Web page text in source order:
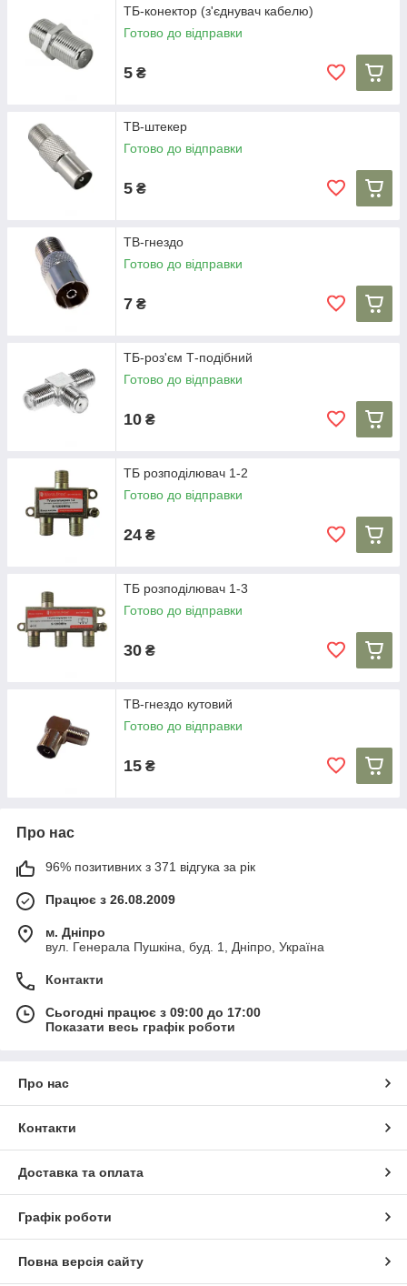
ТБ-конектор (з'єднувач кабелю)
Готово до відправки
5 ₴
ТВ-штекер
Готово до відправки
5 ₴
ТВ-гнездо
Готово до відправки
7 ₴
ТБ-роз'єм Т-подібний
Готово до відправки
10 ₴
ТБ розподілювач 1-2
Готово до відправки
24 ₴
ТБ розподілювач 1-3
Готово до відправки
30 ₴
ТВ-гнездо кутовий
Готово до відправки
15 ₴
Про нас
96% позитивних з 371 відгука за рік
Працює з 26.08.2009
м. Дніпро
вул. Генерала Пушкіна, буд. 1, Дніпро, Україна
Контакти
Сьогодні працює з 09:00 до 17:00
Показати весь графік роботи
Про нас
Контакти
Доставка та оплата
Графік роботи
Повна версія сайту